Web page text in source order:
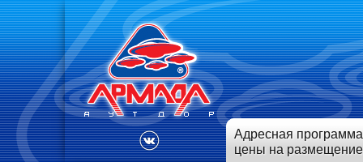
Адресная
цены на размещение